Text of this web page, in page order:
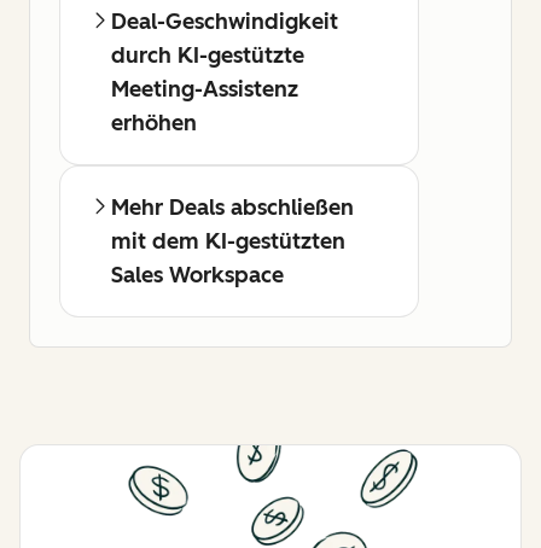
Deal-Geschwindigkeit
durch KI-gestützte
Meeting-Assistenz
erhöhen
Mehr Deals abschließen
mit dem KI-gestützten
Sales Workspace